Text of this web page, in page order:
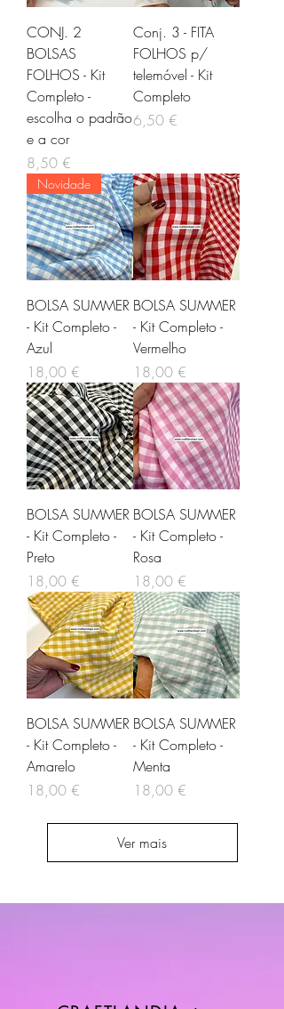
CONJ. 2
BOLSAS
FOLHOS - Kit
Completo -
escolha o padrão
e a cor
Preço
8,50 €
Conj. 3 - FITA
FOLHOS p/
telemóvel - Kit
Completo
Preço
6,50 €
Novidade
BOLSA SUMMER
- Kit Completo -
Azul
Preço
18,00 €
BOLSA SUMMER
- Kit Completo -
Vermelho
Preço
18,00 €
BOLSA SUMMER
- Kit Completo -
Preto
Preço
18,00 €
BOLSA SUMMER
- Kit Completo -
Rosa
Preço
18,00 €
BOLSA SUMMER
- Kit Completo -
Amarelo
Preço
18,00 €
BOLSA SUMMER
- Kit Completo -
Menta
Preço
18,00 €
Ver mais